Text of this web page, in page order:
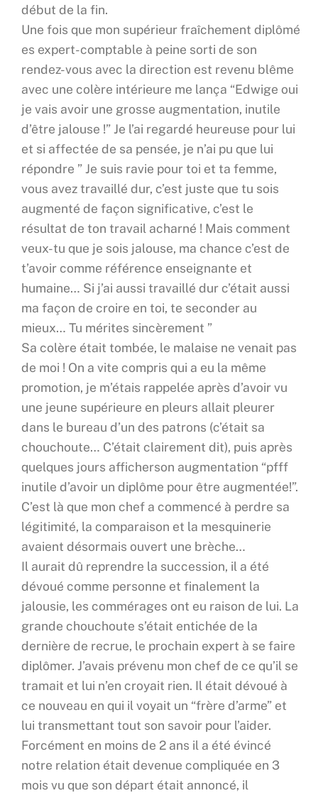
début de la fin.
Une fois que mon supérieur fraîchement diplômé
es expert-comptable à peine sorti de son
rendez-vous avec la direction est revenu blême
avec une colère intérieure me lança “Edwige oui
je vais avoir une grosse augmentation, inutile
d’être jalouse !” Je l’ai regardé heureuse pour lui
et si affectée de sa pensée, je n’ai pu que lui
répondre ” Je suis ravie pour toi et ta femme,
vous avez travaillé dur, c’est juste que tu sois
augmenté de façon significative, c’est le
résultat de ton travail acharné ! Mais comment
veux-tu que je sois jalouse, ma chance c’est de
t’avoir comme référence enseignante et
humaine… Si j’ai aussi travaillé dur c’était aussi
ma façon de croire en toi, te seconder au
mieux… Tu mérites sincèrement ”
Sa colère était tombée, le malaise ne venait pas
de moi ! On a vite compris qui a eu la même
promotion, je m’étais rappelée après d’avoir vu
une jeune supérieure en pleurs allait pleurer
dans le bureau d’un des patrons (c’était sa
chouchoute… C’était clairement dit), puis après
quelques jours afficherson augmentation “pfff
inutile d’avoir un diplôme pour être augmentée!”.
C’est là que mon chef a commencé à perdre sa
légitimité, la comparaison et la mesquinerie
avaient désormais ouvert une brèche…
Il aurait dû reprendre la succession, il a été
dévoué comme personne et finalement la
jalousie, les commérages ont eu raison de lui. La
grande chouchoute s’était entichée de la
dernière de recrue, le prochain expert à se faire
diplômer. J’avais prévenu mon chef de ce qu’il se
tramait et lui n’en croyait rien. Il était dévoué à
ce nouveau en qui il voyait un “frère d’arme” et
lui transmettant tout son savoir pour l’aider.
Forcément en moins de 2 ans il a été évincé
notre relation était devenue compliquée en 3
mois vu que son départ était annoncé, il